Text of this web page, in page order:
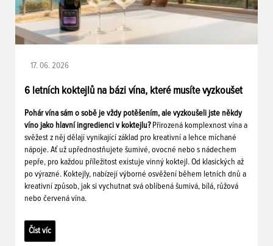
17. 06. 2026
6 letních koktejlů na bázi vína, které musíte vyzkoušet
Pohár vína sám o sobě je vždy potěšením, ale vyzkoušeli jste někdy
víno jako hlavní ingredienci v koktejlu? Přirozená komplexnost vína a
svěžest z něj dělají vynikající základ pro kreativní a lehce míchané
nápoje. Ať už upřednostňujete šumivé, ovocné nebo s nádechem
pepře, pro každou příležitost existuje vinný koktejl. Od klasických až
po výrazné. Koktejly, nabízejí výborné osvěžení během letních dnů a
kreativní způsob, jak si vychutnat svá oblíbená šumivá, bílá, růžová
nebo červená vína.
Číst víc